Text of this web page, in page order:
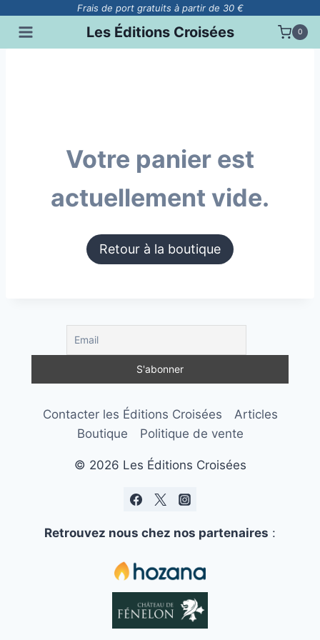
contenu
Frais de port gratuits à partir de 30 €
Les Éditions Croisées 0
Votre panier est
actuellement vide.
Retour à la boutique
Contacter les Éditions Croisées
Articles
Boutique
Politique de vente
© 2026 Les Éditions Croisées
Retrouvez nous chez nos partenaires :